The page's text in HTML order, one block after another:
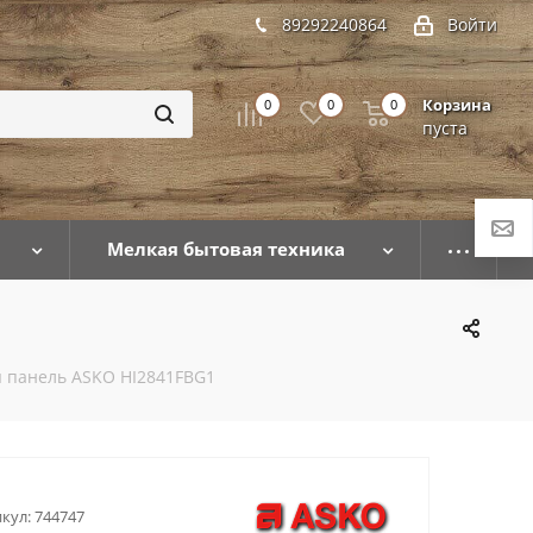
Войти
89292240864
0 0 Корзина
пуста
0
Мелкая бытовая техника
ASKO HI2841FBG1
744747